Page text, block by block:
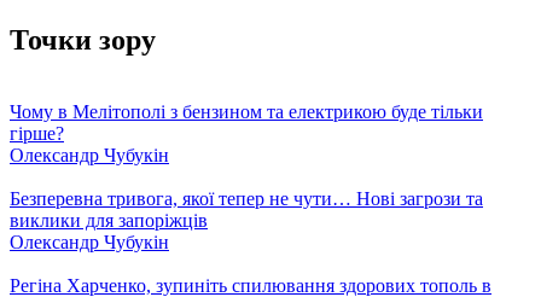
Точки зору
Чому в Мелітополі з бензином та електрикою буде тільки
гірше?
Олександр Чубукін
Безперевна тривога, якої тепер не чути… Нові загрози та
виклики для запоріжців
Олександр Чубукін
Регіна Харченко, зупиніть спилювання здорових тополь в